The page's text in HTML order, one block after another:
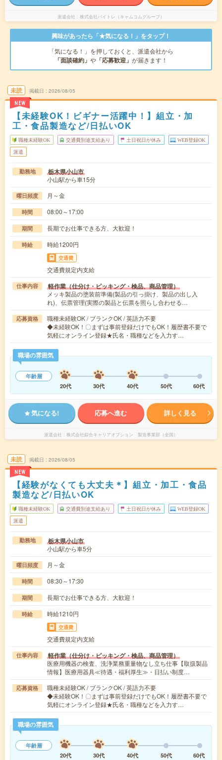
派遣会社 株式会社バイトレ（キャムコムグループ）
興味があったら「★気になる！」をタップ！
「気になる！」を押しておくと、派遣会社から
「面談確約」 や 「応募歓迎」 が届きます！
未読
NEW
掲載日 2026/08/05
【未経験OK！ビギナー活躍中！】組立・加
工・食品製造など/日払いOK
職種未経験OK 交通費別途支給あり 土日祝日が休み WEB登録OK
派遣
勤務地 栃木県小山市
小山駅から車15分
曜日頻度 月～金
時間 08:00～17:00
期間 長期でお仕事できる方、大歓迎！
時給 時給1200円
交通費
交通費規定内支給
仕事内容 軽作業（仕分け・ピッキング・検品、商品管理）
メッキ製品の塗装前準備(製品の引っ掛け、製品の出し入
れ)、伝票管理(実際の製品と伝票を照らし合わせる…
応募資格
職種未経験OK / ブランクOK / 英語力不要
◆未経験OK！〇まずは事前登録だけでもOK！履歴書不要で
気軽にオンライン登録★氏名・職種などを入力す…
職場の雰囲気
年齢層
20代
30代 40代 50代 60代
気になる! 応募へ進む 詳しく見る
派遣会社 株式会社綜合キャリアオプション 製造事業部（全国）
未読
NEW
掲載日 2026/08/05
【経験がなくても大丈夫＊】組立・加工・食品
製造など/日払いOK
職種未経験OK 交通費別途支給あり 土日祝日が休み WEB登録OK
派遣
勤務地 栃木県小山市
小山駅から車5分
曜日頻度 月～金
時間 08:30～17:30
期間 長期でお仕事できる方、大歓迎！
時給 時給1210円
交通費
交通費規定内支給
仕事内容 軽作業（仕分け・ピッキング・検品、商品管理）
医療用機器の検査、洗浄業務重量物なし立ち仕事【取扱製品
情報】医療用器具≪待遇・福利厚生≫・日払い制度…
応募資格
職種未経験OK / ブランクOK / 英語力不要
◆未経験OK！〇まずは事前登録だけでもOK！履歴書不要で
気軽にオンライン登録★氏名・職種などを入力す…
職場の雰囲気
年齢層
20代
30代 40代 50代 60代